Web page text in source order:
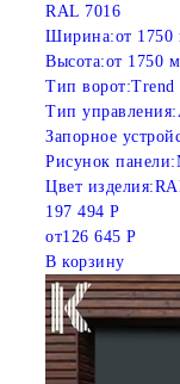
RAL 7016
Ширина:от 1750
Высота:от 1750
Тип ворот:
Тип управления:
Запорное
Рисунок панели:
Цвет изделия:
197 494 Р
от126 645 Р
В корзину